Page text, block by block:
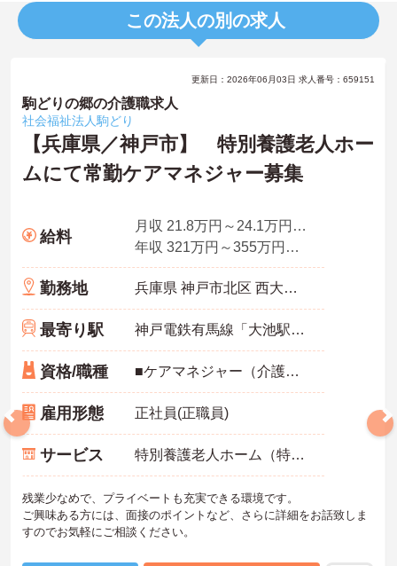
この法人の別の求人
更新日：2026年06月03日 求人番号：659151
駒どりの郷の介護職求人
社会福祉法人駒どり
【兵庫県／神戸市】 特別養護老人ホー
ムにて常勤ケアマネジャー募集
給料
月収 21.8万円～24.1万円程度（諸手当込み）
年収 321万円～355万円程度（諸手当込み）
勤務地 兵庫県 神戸市北区 西大池1丁目22－24
最寄り駅 神戸電鉄有馬線「大池駅」徒歩9分
資格/職種 ■ケアマネジャー（介護支援専門員）資格お持ちの方
雇用形態 正社員(正職員)
サービス 特別養護老人ホーム（特養）
残業少なめで、プライベートも充実できる環境です。
ご興味ある方には、面接のポイントなど、さらに詳細をお話致しま
すのでお気軽にご相談ください。